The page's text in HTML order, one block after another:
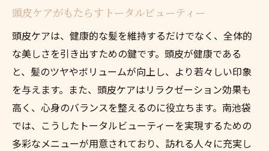
頭皮ケアがもたらすトータルビューティー
頭皮ケアは、健康的な髪を維持するだけでなく、全体的
な美しさを引き出すための鍵です。頭皮が健康である
と、髪のツヤやボリュームが向上し、より若々しい印象
を与えます。また、頭皮ケアはリラクゼーション効果も
高く、心身のバランスを整えるのに役立ちます。南池袋
では、こうしたトータルビューティーを実現するための
多彩なメニューが用意されており、訪れる人々に充実し